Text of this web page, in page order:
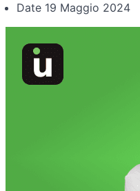
Date 19 Maggio 2024